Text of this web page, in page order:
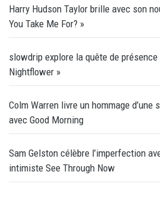
Harry Hudson Taylor brille avec son
You Take Me For? »
slowdrip explore la quête de
Nightflower »
Colm Warren livre un hommage
avec Good Morning
Sam Gelston célèbre l’imperfection
intimiste See Through Now